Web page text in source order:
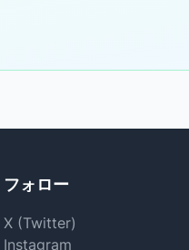
フォロー
X (Twitter)
Instagram